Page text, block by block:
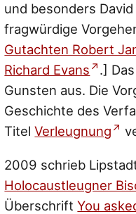
und besonders
fragwürdige
Gutachten Robert
Richard Evans
.]
Gunsten aus. Die
Geschichte des
TitelVerleugnung
2009 schrieb
Holocaustleugner
ÜberschriftYou